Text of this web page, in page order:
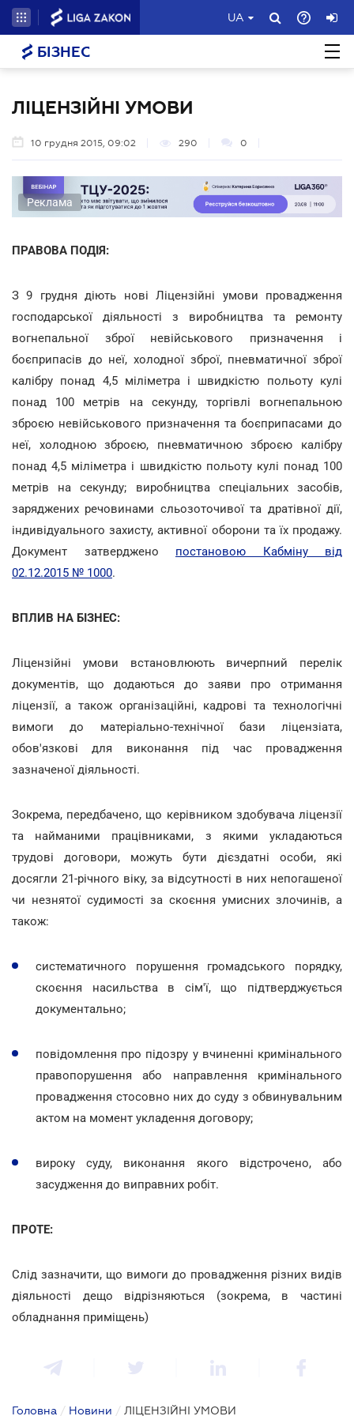
UA
БІЗНЕС
ЛІЦЕНЗІЙНІ УМОВИ
10 грудня 2015, 09:02 290 0
Реклама
ПРАВОВА ПОДІЯ:
З 9 грудня діють нові Ліцензійні умови провадження
господарської діяльності з виробництва та ремонту
вогнепальної зброї невійськового призначення і
боєприпасів до неї, холодної зброї, пневматичної зброї
калібру понад 4,5 міліметра і швидкістю польоту кулі
понад 100 метрів на секунду, торгівлі вогнепальною
зброєю невійськового призначення та боєприпасами до
неї, холодною зброєю, пневматичною зброєю калібру
понад 4,5 міліметра і швидкістю польоту кулі понад 100
метрів на секунду; виробництва спеціальних засобів,
заряджених речовинами сльозоточивої та дратівної дії,
індивідуального захисту, активної оборони та їх продажу.
Документ затверджено постановою Кабміну від
02.12.2015 № 1000.
ВПЛИВ НА БІЗНЕС:
Ліцензійні умови встановлюють вичерпний перелік
документів, що додаються до заяви про отримання
ліцензії, а також організаційні, кадрові та технологічні
вимоги до матеріально-технічної бази ліцензіата,
обов'язкові для виконання під час провадження
зазначеної діяльності.
Зокрема, передбачено, що керівником здобувача ліцензії
та найманими працівниками, з якими укладаються
трудові договори, можуть бути дієздатні особи, які
досягли 21-річного віку, за відсутності в них непогашеної
чи незнятої судимості за скоєння умисних злочинів, а
також:
систематичного порушення громадського порядку,
скоєння насильства в сім'ї, що підтверджується
документально;
повідомлення про підозру у вчиненні кримінального
правопорушення або направлення кримінального
провадження стосовно них до суду з обвинувальним
актом на момент укладення договору;
вироку суду, виконання якого відстрочено, або
засудження до виправних робіт.
ПРОТЕ:
Слід зазначити, що вимоги до провадження різних видів
діяльності дещо відрізняються (зокрема, в частині
обладнання приміщень)
Головна / Новини / ЛІЦЕНЗІЙНІ УМОВИ